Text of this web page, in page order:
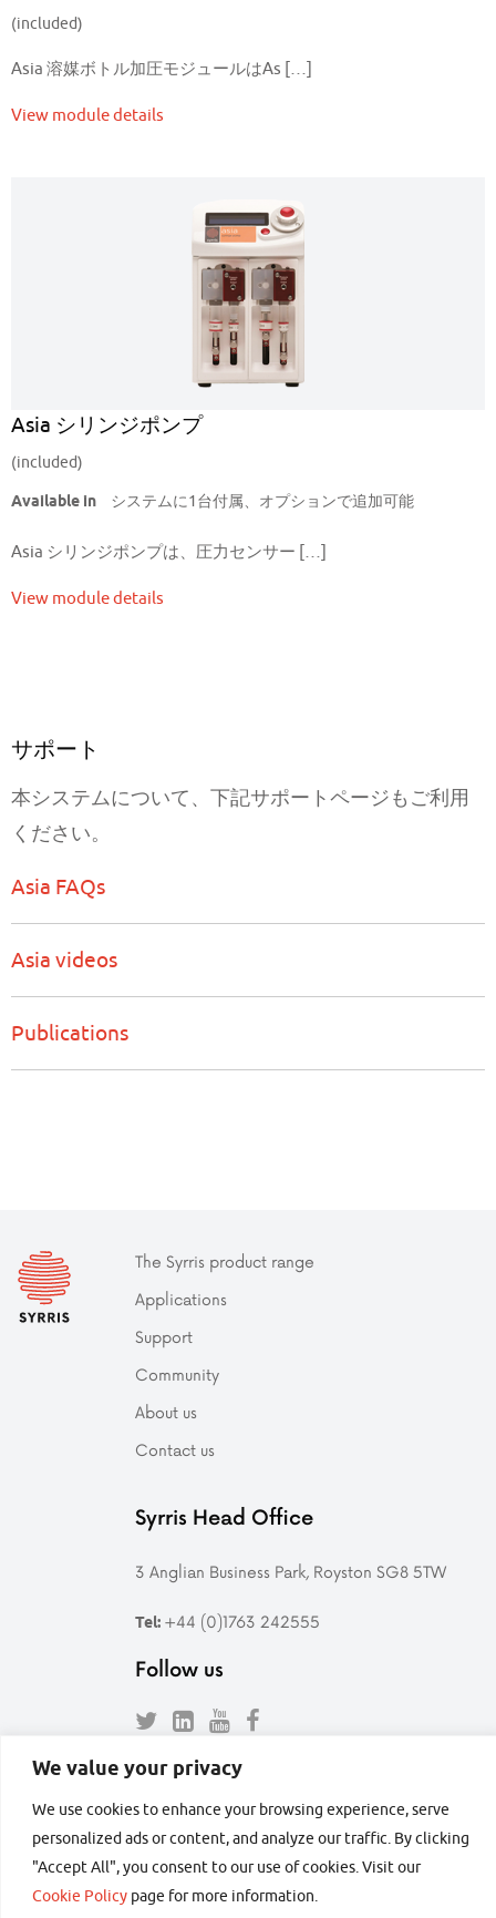
We value your privacy
We use cookies to enhance your browsing experience, serve
personalized ads or content, and analyze our traffic. By clicking
"Accept All", you consent to our use of cookies. Visit our
Cookie Policy page for more information.
(included)
Asia 溶媒ボトル加圧モジュールはAs […]
View module details
Asia シリンジポンプ
(included)
Available in システムに1台付属、オプションで追加可能
Asia シリンジポンプは、圧力センサー […]
View module details
サポート
本システムについて、下記サポートページもご利用
ください。
Asia FAQs
Asia videos
Publications
The Syrris product range
Applications
Support
Community
About us
Contact us
Syrris Head Office
3 Anglian Business Park, Royston SG8 5TW
Tel: +44 (0)1763 242555
Follow us
Follow
Syrris
Twitter
Find
Syrris
LinkedIn
Follow
Syrris
YouTube
Follow
Facebook
secured by